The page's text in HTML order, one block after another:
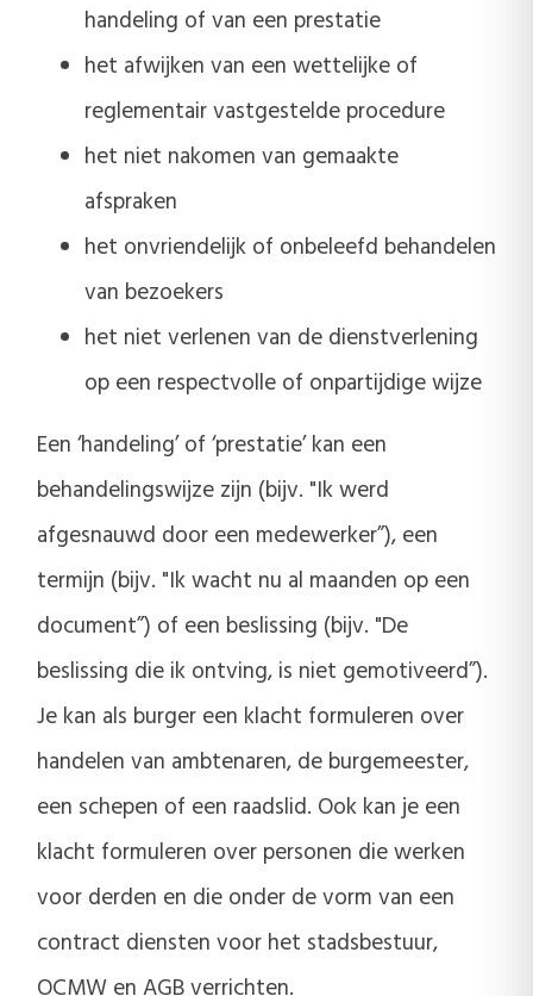
handeling of van een prestatie
het afwijken van een wettelijke of
reglementair vastgestelde procedure
het niet nakomen van gemaakte
afspraken
het onvriendelijk of onbeleefd behandelen
van bezoekers
het niet verlenen van de dienstverlening
op een respectvolle of onpartijdige wijze
Een ‘handeling’ of ‘prestatie’ kan een
behandelingswijze zijn (bijv. "Ik werd
afgesnauwd door een medewerker”), een
termijn (bijv. "Ik wacht nu al maanden op een
document”) of een beslissing (bijv. "De
beslissing die ik ontving, is niet gemotiveerd”).
Je kan als burger een klacht formuleren over
handelen van ambtenaren, de burgemeester,
een schepen of een raadslid. Ook kan je een
klacht formuleren over personen die werken
voor derden en die onder de vorm van een
contract diensten voor het stadsbestuur,